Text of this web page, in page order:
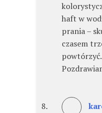
haft w
prania –
czasem
powtórzyć.